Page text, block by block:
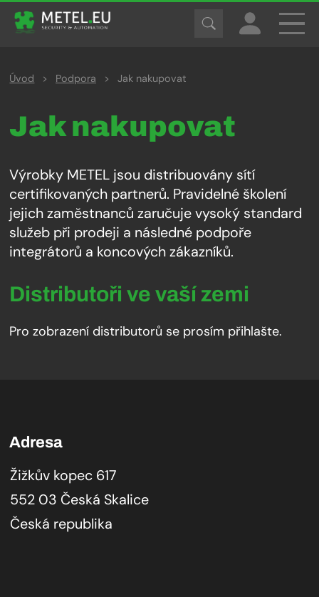
Úvod > Podpora > Jak nakupovat
Jak nakupovat
Výrobky METEL jsou distribuovány sítí
certifikovaných partnerů. Pravidelné školení
jejich zaměstnanců zaručuje vysoký standard
služeb při prodeji a následné podpoře
integrátorů a koncových zákazníků.
Distributoři ve vaší zemi
Pro zobrazení distributorů se prosím přihlašte.
Adresa
Žižkův kopec 617
552 03 Česká Skalice
Česká republika